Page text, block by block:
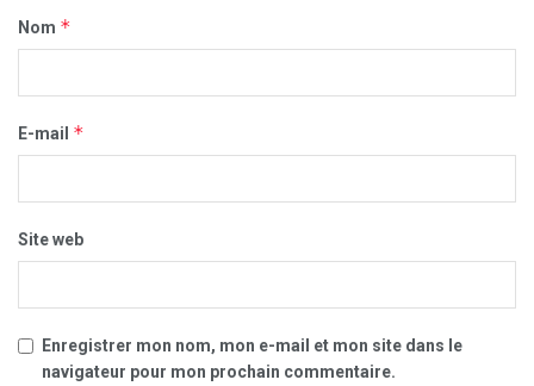
Nom *
E-mail *
Site web
Enregistrer mon nom, mon e-mail et mon site dans le
navigateur pour mon prochain commentaire.